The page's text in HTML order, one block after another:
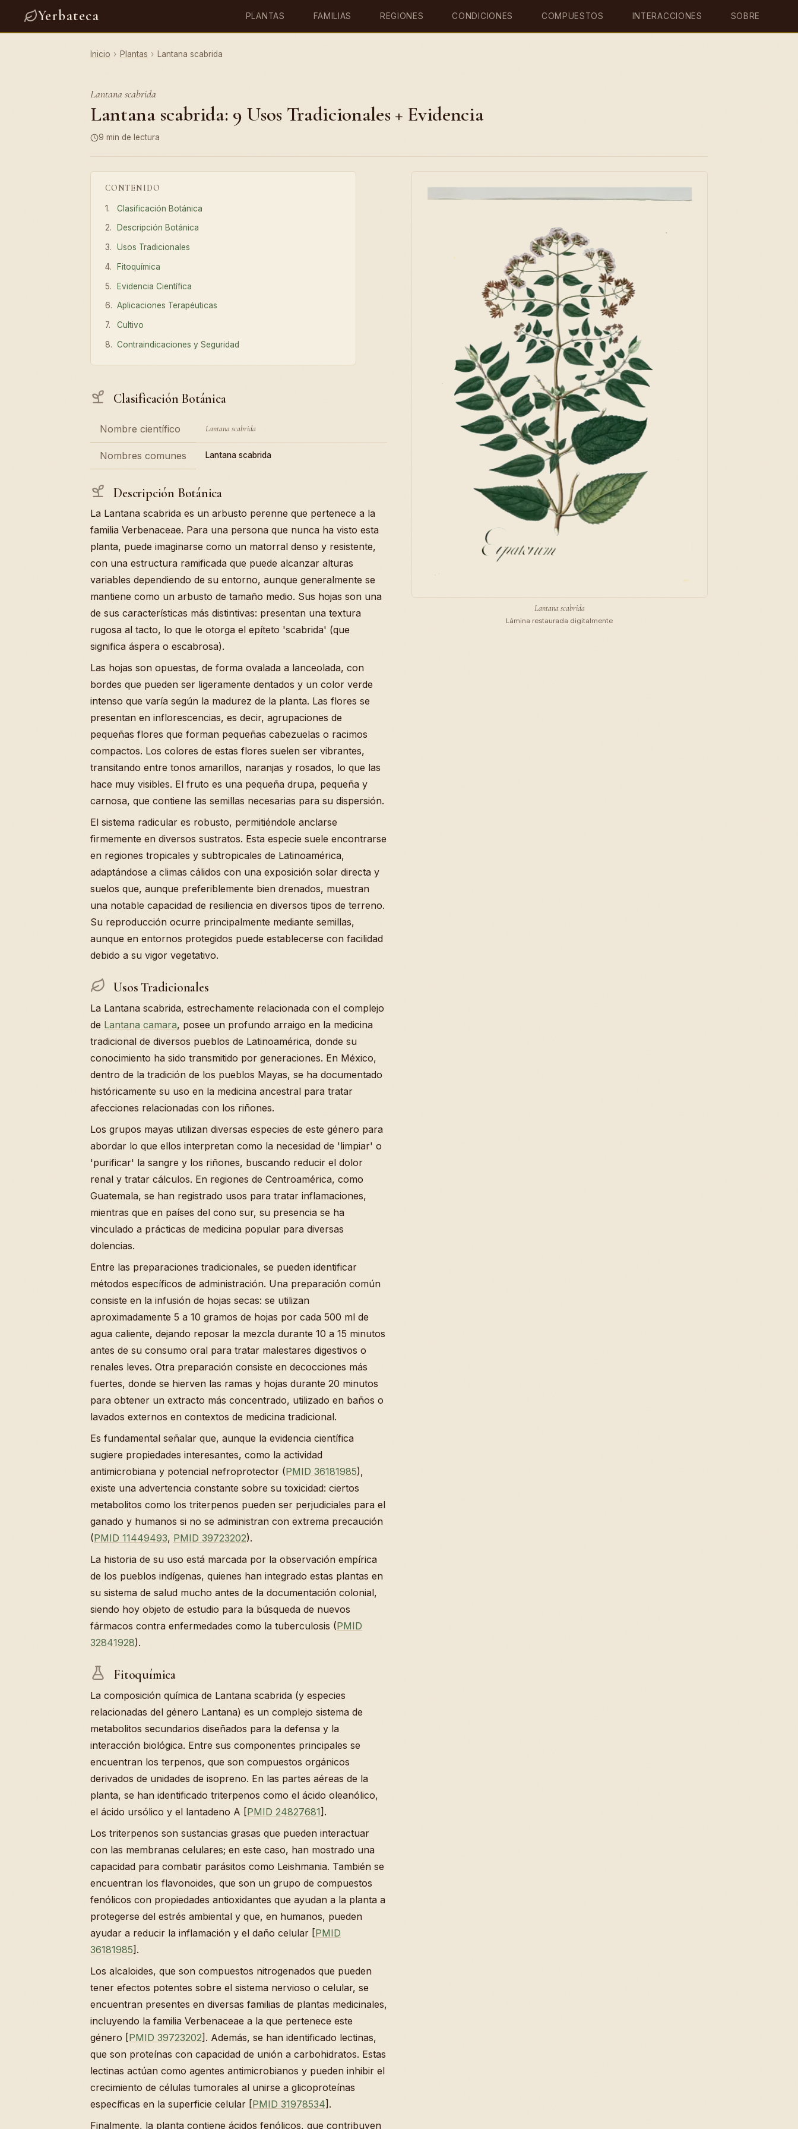
Yerbateca PLANTAS FAMILIAS REGIONES CONDICIONES COMPUESTOS INTERACCIONES SOBRE
Inicio › Plantas › Lantana scabrida
Lantana scabrida
Lantana scabrida: 9 Usos Tradicionales + Evidencia
9 min de lectura
CONTENIDO
Clasificación Botánica
Descripción Botánica
Usos Tradicionales
Fitoquímica
Evidencia Científica
Aplicaciones Terapéuticas
Cultivo
Contraindicaciones y Seguridad
Clasificación Botánica
Nombre científico Lantana scabrida
Nombres comunes Lantana scabrida
Descripción Botánica
La Lantana scabrida es un arbusto perenne que pertenece a la
familia Verbenaceae. Para una persona que nunca ha visto esta
planta, puede imaginarse como un matorral denso y resistente,
con una estructura ramificada que puede alcanzar alturas
variables dependiendo de su entorno, aunque generalmente se
mantiene como un arbusto de tamaño medio. Sus hojas son una
de sus características más distintivas: presentan una textura
rugosa al tacto, lo que le otorga el epíteto 'scabrida' (que
significa áspera o escabrosa).
Las hojas son opuestas, de forma ovalada a lanceolada, con
bordes que pueden ser ligeramente dentados y un color verde
intenso que varía según la madurez de la planta. Las flores se
presentan en inflorescencias, es decir, agrupaciones de
pequeñas flores que forman pequeñas cabezuelas o racimos
compactos. Los colores de estas flores suelen ser vibrantes,
transitando entre tonos amarillos, naranjas y rosados, lo que las
hace muy visibles. El fruto es una pequeña drupa, pequeña y
carnosa, que contiene las semillas necesarias para su dispersión.
El sistema radicular es robusto, permitiéndole anclarse
firmemente en diversos sustratos. Esta especie suele encontrarse
en regiones tropicales y subtropicales de Latinoamérica,
adaptándose a climas cálidos con una exposición solar directa y
suelos que, aunque preferiblemente bien drenados, muestran
una notable capacidad de resiliencia en diversos tipos de terreno.
Su reproducción ocurre principalmente mediante semillas,
aunque en entornos protegidos puede establecerse con facilidad
debido a su vigor vegetativo.
Usos Tradicionales
La Lantana scabrida, estrechamente relacionada con el complejo
de Lantana camara, posee un profundo arraigo en la medicina
tradicional de diversos pueblos de Latinoamérica, donde su
conocimiento ha sido transmitido por generaciones. En México,
dentro de la tradición de los pueblos Mayas, se ha documentado
históricamente su uso en la medicina ancestral para tratar
afecciones relacionadas con los riñones.
Los grupos mayas utilizan diversas especies de este género para
abordar lo que ellos interpretan como la necesidad de 'limpiar' o
'purificar' la sangre y los riñones, buscando reducir el dolor
renal y tratar cálculos. En regiones de Centroamérica, como
Guatemala, se han registrado usos para tratar inflamaciones,
mientras que en países del cono sur, su presencia se ha
vinculado a prácticas de medicina popular para diversas
dolencias.
Entre las preparaciones tradicionales, se pueden identificar
métodos específicos de administración. Una preparación común
consiste en la infusión de hojas secas: se utilizan
aproximadamente 5 a 10 gramos de hojas por cada 500 ml de
agua caliente, dejando reposar la mezcla durante 10 a 15 minutos
antes de su consumo oral para tratar malestares digestivos o
renales leves. Otra preparación consiste en decocciones más
fuertes, donde se hierven las ramas y hojas durante 20 minutos
para obtener un extracto más concentrado, utilizado en baños o
lavados externos en contextos de medicina tradicional.
Es fundamental señalar que, aunque la evidencia científica
sugiere propiedades interesantes, como la actividad
antimicrobiana y potencial nefroprotector (PMID 36181985),
existe una advertencia constante sobre su toxicidad: ciertos
metabolitos como los triterpenos pueden ser perjudiciales para el
ganado y humanos si no se administran con extrema precaución
(PMID 11449493, PMID 39723202).
La historia de su uso está marcada por la observación empírica
de los pueblos indígenas, quienes han integrado estas plantas en
su sistema de salud mucho antes de la documentación colonial,
siendo hoy objeto de estudio para la búsqueda de nuevos
fármacos contra enfermedades como la tuberculosis (PMID
32841928).
Fitoquímica
La composición química de Lantana scabrida (y especies
relacionadas del género Lantana) es un complejo sistema de
metabolitos secundarios diseñados para la defensa y la
interacción biológica. Entre sus componentes principales se
encuentran los terpenos, que son compuestos orgánicos
derivados de unidades de isopreno. En las partes aéreas de la
planta, se han identificado triterpenos como el ácido oleanólico,
el ácido ursólico y el lantadeno A [PMID 24827681].
Los triterpenos son sustancias grasas que pueden interactuar
con las membranas celulares; en este caso, han mostrado una
capacidad para combatir parásitos como Leishmania. También se
encuentran los flavonoides, que son un grupo de compuestos
fenólicos con propiedades antioxidantes que ayudan a la planta a
protegerse del estrés ambiental y que, en humanos, pueden
ayudar a reducir la inflamación y el daño celular [PMID
36181985].
Los alcaloides, que son compuestos nitrogenados que pueden
tener efectos potentes sobre el sistema nervioso o celular, se
encuentran presentes en diversas familias de plantas medicinales,
incluyendo la familia Verbenaceae a la que pertenece este
género [PMID 39723202]. Además, se han identificado lectinas,
que son proteínas con capacidad de unión a carbohidratos. Estas
lectinas actúan como agentes antimicrobianos y pueden inhibir el
crecimiento de células tumorales al unirse a glicoproteínas
específicas en la superficie celular [PMID 31978534].
Finalmente, la planta contiene ácidos fenólicos, que contribuyen
Lantana scabrida
Lámina restaurada digitalmente